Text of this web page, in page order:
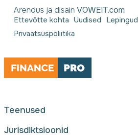
Arendus ja disain VOWEIT.com
Ettevõtte kohta Uudised Lepingud
Privaatsuspoliitika
Teenused
Jurisdiktsioonid